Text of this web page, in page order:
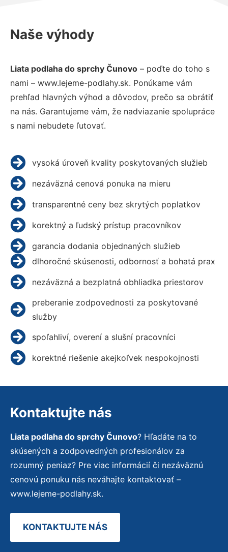
Naše výhody
Liata podlaha do sprchy Čunovo – poďte do toho s
nami – www.lejeme-podlahy.sk. Ponúkame vám
prehľad hlavných výhod a dôvodov, prečo sa obrátiť
na nás. Garantujeme vám, že nadviazanie spolupráce
s nami nebudete ľutovať.
vysoká úroveň kvality poskytovaných služieb
nezáväzná cenová ponuka na mieru
transparentné ceny bez skrytých poplatkov
korektný a ľudský prístup pracovníkov
garancia dodania objednaných služieb
dlhoročné skúsenosti, odbornosť a bohatá prax
nezáväzná a bezplatná obhliadka priestorov
preberanie zodpovednosti za poskytované
služby
spoľahliví, overení a slušní pracovníci
korektné riešenie akejkoľvek nespokojnosti
Kontaktujte nás
Liata podlaha do sprchy Čunovo? Hľadáte na to
skúsených a zodpovedných profesionálov za
rozumný peniaz? Pre viac informácií či nezáväznú
cenovú ponuku nás neváhajte kontaktovať –
www.lejeme-podlahy.sk.
KONTAKTUJTE NÁS